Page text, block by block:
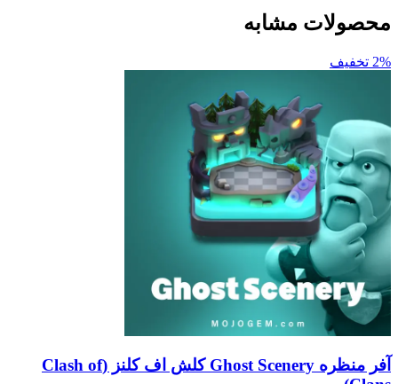
مشابه
آفر منظره Ghost Scenery کلش اف کلنز (Clash of